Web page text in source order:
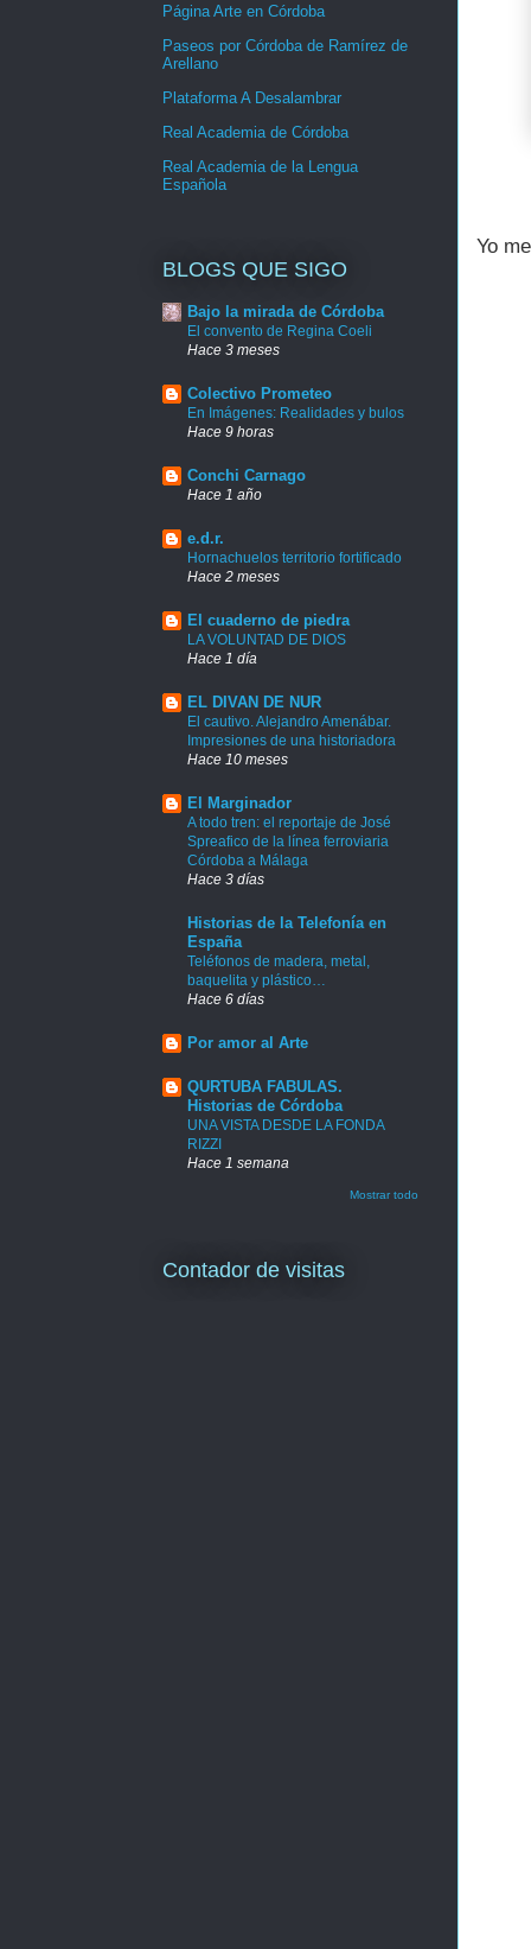
Yo
Página Arte en Córdoba
Paseos por Córdoba de Ramírez de
Arellano
Plataforma A Desalambrar
Real Academia de Córdoba
Real Academia de la Lengua
Española
BLOGS QUE SIGO
Bajo la mirada de Córdoba
El convento de Regina Coeli
Hace 3 meses
Colectivo Prometeo
En Imágenes: Realidades y bulos
Hace 9 horas
Conchi Carnago
Hace 1 año
e.d.r.
Hornachuelos territorio fortificado
Hace 2 meses
El cuaderno de piedra
LA VOLUNTAD DE DIOS
Hace 1 día
EL DIVAN DE NUR
El cautivo. Alejandro Amenábar.
Impresiones de una historiadora
Hace 10 meses
El Marginador
A todo tren: el reportaje de José
Spreafico de la línea ferroviaria
Córdoba a Málaga
Hace 3 días
Historias de la Telefonía en
España
Teléfonos de madera, metal,
baquelita y plástico…
Hace 6 días
Por amor al Arte
QURTUBA FABULAS.
Historias de Córdoba
UNA VISTA DESDE LA FONDA
RIZZI
Hace 1 semana
Mostrar todo
Contador de visitas